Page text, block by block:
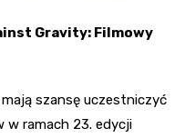
Gravity: Filmowy
szansę uczestniczyć
w ramach 23. edycji